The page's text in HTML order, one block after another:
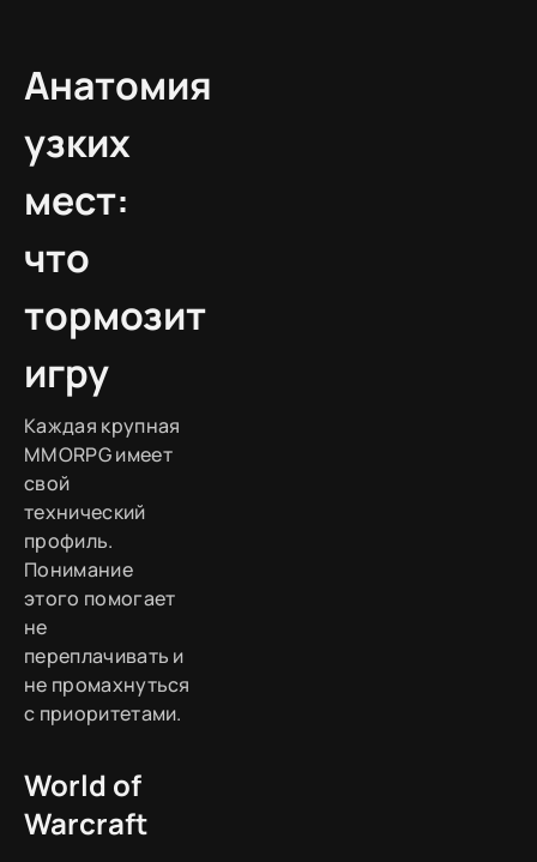
Анатомия
узких
мест:
что
тормозит
игру
Каждая крупная
MMORPG имеет
свой
технический
профиль.
Понимание
этого помогает
не
переплачивать и
не промахнуться
с приоритетами.
World of
Warcraft